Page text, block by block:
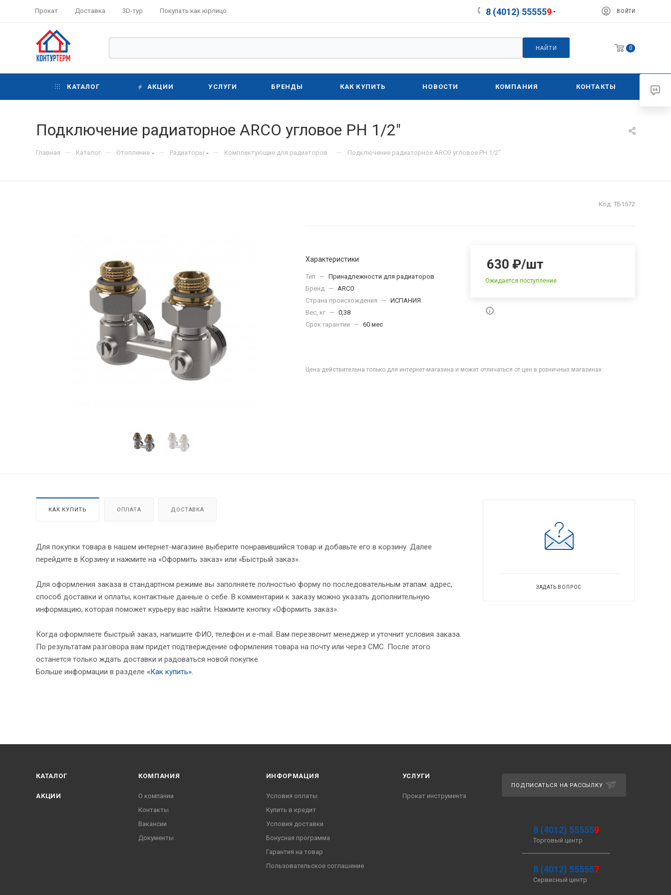
Прокат Доставка 3D-тур Покупать как юрлицо 8 (4012) 555559 ВОЙТИ
НАЙТИ 0
КАТАЛОГ АКЦИИ УСЛУГИ БРЕНДЫ КАК КУПИТЬ НОВОСТИ КОМПАНИЯ КОНТАКТЫ
Подключение радиаторное ARCO угловое РН 1/2"
Главная — Каталог — Отопление — Радиаторы — Комплектующие для радиаторов — Подключение радиаторное ARCO угловое РН 1/2"
Код: ТБ1572
Характеристики
Тип — Принадлежности для радиаторов
Бренд — ARCO
Страна происхождения
— ИСПАНИЯ
Вес, кг — 0,38
Срок гарантии
— 60 мес
630 ₽/шт
Ожидается поступление
Цена действительна только для интернет-магазина и может отличаться от цен в розничных магазинах
КАК КУПИТЬ ОПЛАТА ДОСТАВКА
Для покупки товара в нашем интернет-магазине выберите понравившийся товар и добавьте его в корзину. Далее
перейдите в Корзину и нажмите на «Оформить заказ» или «Быстрый заказ».
Для оформления заказа в стандартном режиме вы заполняете полностью форму по последовательным этапам: адрес,
способ доставки и оплаты, контактные данные о себе. В комментарии к заказу можно указать дополнительную
информацию, которая поможет курьеру вас найти. Нажмите кнопку «Оформить заказ».
Когда оформляете быстрый заказ, напишите ФИО, телефон и e-mail. Вам перезвонит менеджер и уточнит условия заказа.
По результатам разговора вам придет подтверждение оформления товара на почту или через СМС. После этого
останется только ждать доставки и радоваться новой покупке.
Больше информации в разделе «Как купить».
ЗАДАТЬ ВОПРОС
КАТАЛОГ
АКЦИИ
КОМПАНИЯ
О компании
Контакты
Вакансии
Документы
ИНФОРМАЦИЯ
Условия оплаты
Купить в кредит
Условия доставки
Бонусная программа
Гарантия на товар
Пользовательское соглашение
УСЛУГИ
Прокат инструмента
ПОДПИСАТЬСЯ НА РАССЫЛКУ
8 (4012) 555559
Торговый центр
8 (4012) 555557
Сервисный центр